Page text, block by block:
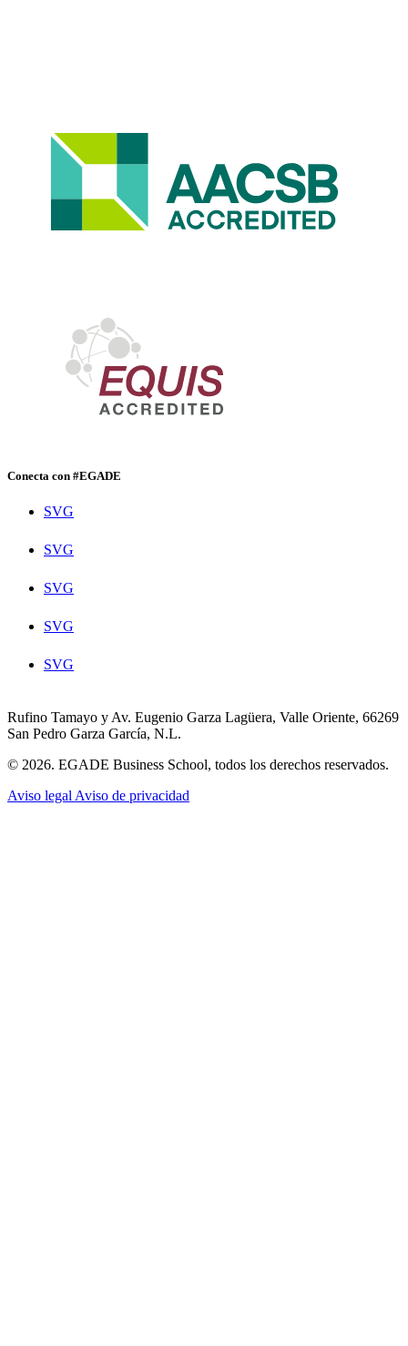
Conecta con #EGADE
SVG
SVG
SVG
SVG
SVG
Rufino Tamayo y Av. Eugenio Garza Lagüera, Valle Oriente, 66269
San Pedro Garza García, N.L.
© 2026. EGADE Business School, todos los derechos reservados.
Aviso legal Aviso de privacidad